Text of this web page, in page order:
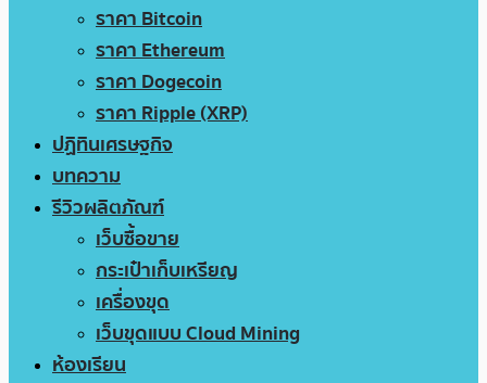
ราคา Bitcoin
ราคา Ethereum
ราคา Dogecoin
ราคา Ripple (XRP)
ปฏิทินเศรษฐกิจ
บทความ
รีวิวผลิตภัณฑ์
เว็บซื้อขาย
กระเป๋าเก็บเหรียญ
เครื่องขุด
เว็บขุดแบบ Cloud Mining
ห้องเรียน